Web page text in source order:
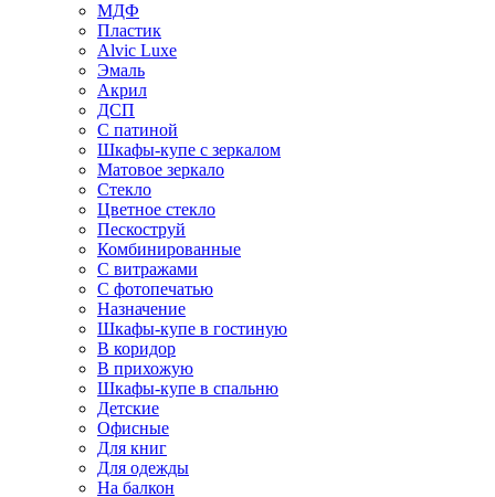
МДФ
Пластик
Alvic Luxe
Эмаль
Акрил
ДСП
С патиной
Шкафы-купе с зеркалом
Матовое зеркало
Стекло
Цветное стекло
Пескоструй
Комбинированные
С витражами
С фотопечатью
Назначение
Шкафы-купе в гостиную
В коридор
В прихожую
Шкафы-купе в спальню
Детские
Офисные
Для книг
Для одежды
На балкон